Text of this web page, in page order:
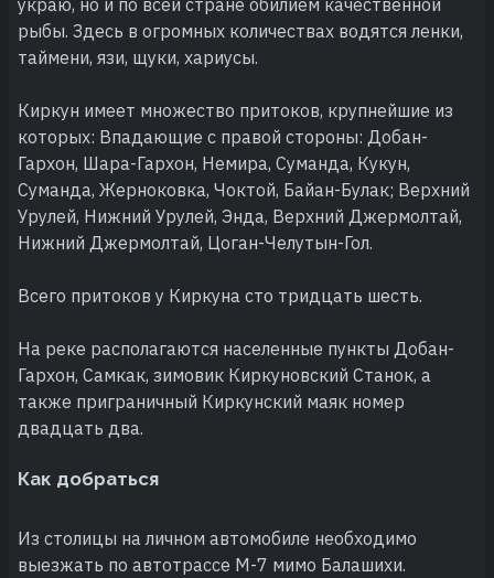
рыбы. Здесь в огромных количествах водятся ленки,
таймени, язи, щуки, хариусы.
Киркун имеет множество притоков, крупнейшие из
которых: Впадающие с правой стороны: Добан-
Гархон, Шара-Гархон, Немира, Суманда, Кукун,
Суманда, Жерноковка, Чоктой, Байан-Булак; Верхний
Урулей, Нижний Урулей, Энда, Верхний Джермолтай,
Нижний Джермолтай, Цоган-Челутын-Гол.
Всего притоков у Киркуна сто тридцать шесть.
На реке располагаются населенные пункты Добан-
Гархон, Самкак, зимовик Киркуновский Станок, а
также приграничный Киркунский маяк номер
двадцать два.
Как добраться
Из столицы на личном автомобиле необходимо
выезжать по автотрассе М-7 мимо Балашихи.